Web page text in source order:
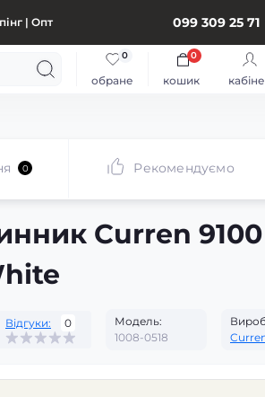
| Опт 099 309 25 71
обране
0
кошик
0
0 Рекомендуємо
Curren 9100
Відгуки: 0
Модель:
1008-0518